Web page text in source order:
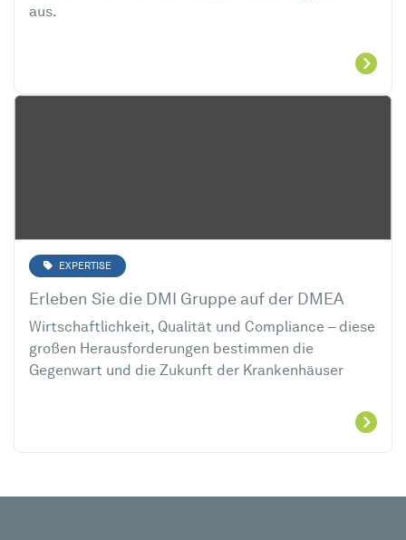
aus.
EXPERTISE
Erleben Sie die DMI Gruppe auf der DMEA
Wirtschaftlichkeit, Qualität und Compliance – diese
großen Herausforderungen bestimmen die
Gegenwart und die Zukunft der Krankenhäuser